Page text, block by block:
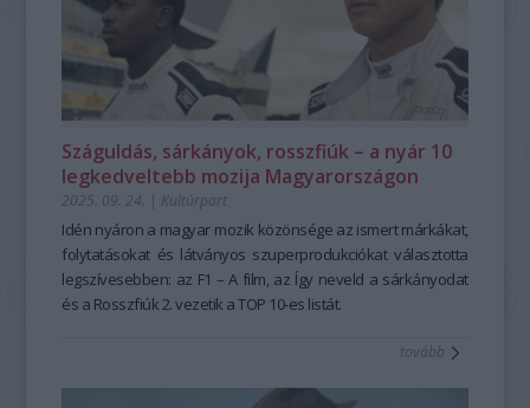
Száguldás, sárkányok, rosszfiúk – a nyár 10
legkedveltebb mozija Magyarországon
2025. 09. 24. | Kultúrpart
Idén nyáron a magyar mozik közönsége az ismert márkákat,
folytatásokat és látványos szuperprodukciókat választotta
legszívesebben: az F1 – A film, az Így neveld a sárkányodat
és a Rosszfiúk 2. vezetik a TOP 10-es listát.
tovább